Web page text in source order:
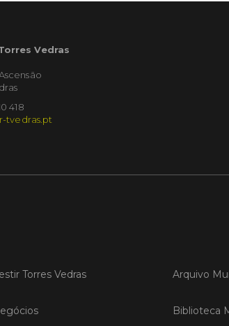
Vedras
418
tvedras.pt
Torres Vedras Arquivo
Biblioteca